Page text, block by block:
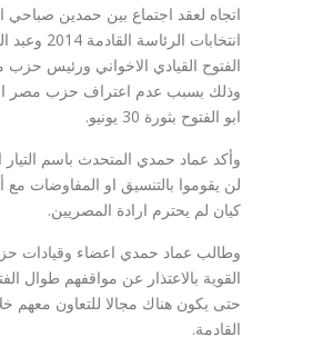
اتجاه لعقد اجتماع بين حمدين
انتخابات الرئاسة
الفتوح القيادي الاخواني ورئيس حزب
وذلك بسبب عدم اعتراف حزب مصر
ابو الفتوح بثورة 30 يونيو.
وأكد عماد حمدي المتحدث باسم التيار
لن يقوموا بالتنسيق او المفاوضات
كيان لم يحترم ارادة المصريين.
وطالب عماد حمدي اعضاء وقيادات
القوية بالاعتذار عن مواقفهم طوال
حتى يكون هناك مجالا للتعاون معهم
القادمة.